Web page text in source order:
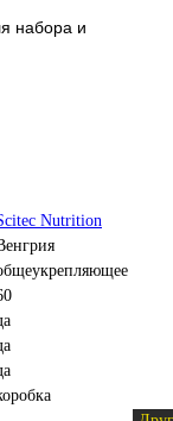
набора и
Nutrition